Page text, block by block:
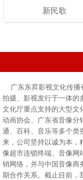
新民歌
广东东昇影视文化传播
拍摄、影视发行于一体的
文化厅重点支持的大型文
动画协会、广东省音像分
通、百科、音乐等多个
来，公司坚持以诚为本，
像超市连锁终端、音像网
销网络，并与中国音像商
期合作关系。截止目前，